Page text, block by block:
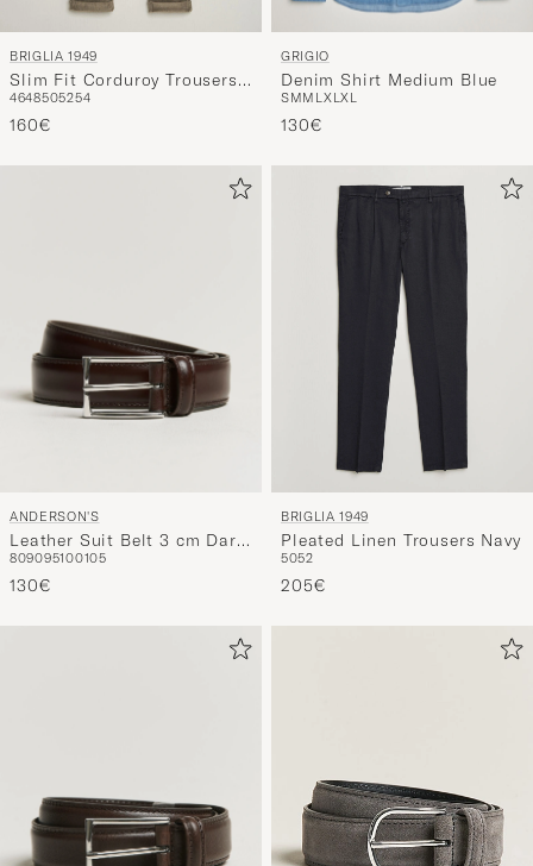
BRIGLIA 1949
Slim Fit Corduroy Trousers
Taupe
4648505254
160€
GRIGIO
Denim Shirt Medium Blue
SMM LXLXL
130€
ANDERSON'S
Leather Suit Belt 3 cm Dark
Brown
809095100105
130€
BRIGLIA 1949
Pleated Linen Trousers Navy
5052
205€